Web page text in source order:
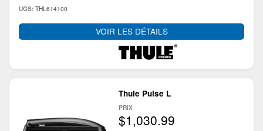
UGS: THL614100
VOIR LES DÉTAILS
Thule Pulse L
PRIX
$1,030.99